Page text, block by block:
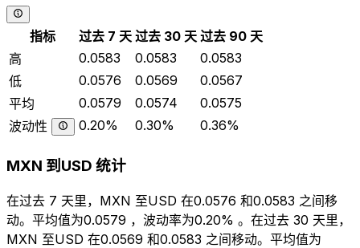
指标 过去 7 天 过去 30 天 过去 90 天
高
0.0583 0.0583
0.0583
低
0.0576 0.0569
0.0567
平均
0.0579 0.0574
0.0575
波动性
0.20% 0.30% 0.36%
MXN 到USD 统计
在过去 7 天里，MXN 至USD 在0.0576 和0.0583 之间移
动。平均值为0.0579 ，波动率为0.20% 。在过去 30 天里，
MXN 至USD 在0.0569 和0.0583 之间移动。平均值为